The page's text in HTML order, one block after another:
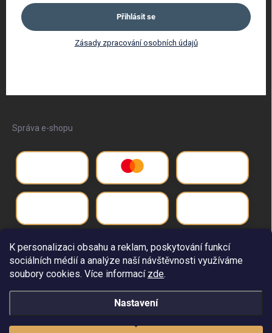
K personalizaci obsahu a reklam, poskytování funkcí
sociálních médií a analýze naší návštěvnosti využíváme
soubory cookies. Více informací zde.
Nastavení
Přihlásit se
Zásady zpracování osobních údajů
Správa e-shopu
. Všechna práva vyhrazena.
cookies